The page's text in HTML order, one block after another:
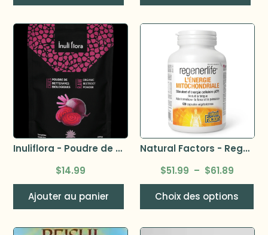
Inuliflora - Poudre de betterave bio 200g
$14.99
Ajouter au panier
Natural Factors - RegenerLife énergie mitochondriale
$51.99 – $61.89
Choix des options